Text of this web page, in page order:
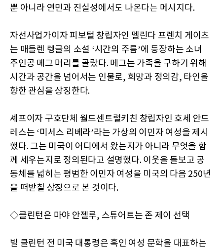
뿐 아니라 연민과 진실성에서도 나온다는 메시지다.
자선사업가이자 피보털 창립자인 멜린다 프렌치 게이츠
는 매들렌 렝글의 소설 ‘시간의 주름’에 등장하는 소녀
주인공 메그 머리를 골랐다. 메그는 가족을 구하기 위해
시간과 공간을 넘어서는 인물로, 희망과 정의감, 타인을
향한 관심을 상징한다.
셰프이자 구호단체 월드센트럴키친 창립자인 호세 안드
레스는 ‘미세스 리베라’라는 가상의 이민자 여성을 제시
했다. 그는 미국이 어디에서 왔는지가 아니라 무엇을 함
께 세우는지로 정의된다고 설명했다. 이웃을 돌보고 공
동체를 넓히는 평범한 이민자 여성을 미국의 다음 250년
을 떠받칠 상징으로 본 것이다.
◇클린턴은 마야 안젤루, 스튜어트는 존 제이 선택
빌 클린턴 전 미국 대통령은 흑인 여성 문학을 대표하는